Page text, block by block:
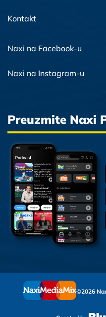
Kontakt
Naxi na Facebook-u
Naxi na Instagram-u
Preuzmite Naxi
©2026